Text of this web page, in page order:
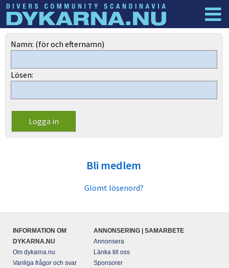
Dyknyheter
Namn: (för och efternamn)
Lösen:
Bli medlem
Glömt lösenord?
INFORMATION OM
DYKARNA.NU
Om dykarna.nu
Vanliga frågor och svar
ANNONSERING | SAMARBETE
Annonsera
Länka till oss
Sponsorer